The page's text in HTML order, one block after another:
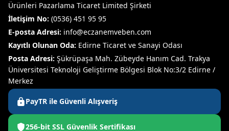
Ürünleri Pazarlama Ticaret Limited Şirketi
İletişim No: (0536) 451 95 95
E-posta Adresi: info@eczanemveben.com
Kayıtlı Olunan Oda: Edirne Ticaret ve Sanayi Odası
Posta Adresi: Şükrüpaşa Mah. Zübeyde Hanım Cad. Trakya
Üniversitesi Teknoloji Geliştirme Bölgesi Blok No:3/2 Edirne /
Merkez
PayTR ile Güvenli Alışveriş
256-bit SSL Güvenlik Sertifikası